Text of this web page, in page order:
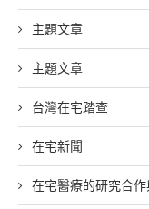
主題文章
主題文章
台灣在宅踏查
在宅新聞
在宅醫療的研究合